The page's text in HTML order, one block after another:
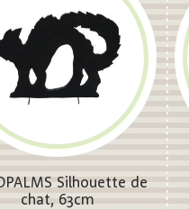
Silhouette de
chat, 63cm